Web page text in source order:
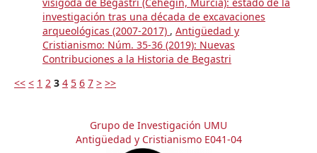
visigoda de Begastri (Cehegín, Murcia): estado de la
investigación tras una década de excavaciones
arqueológicas (2007-2017) , Antigüedad y
Cristianismo: Núm. 35-36 (2019): Nuevas
Contribuciones a la Historia de Begastri
<< < 1 2 3 4 5 6 7 > >>
Grupo de Investigación UMU
Antigüedad y Cristianismo E041-04